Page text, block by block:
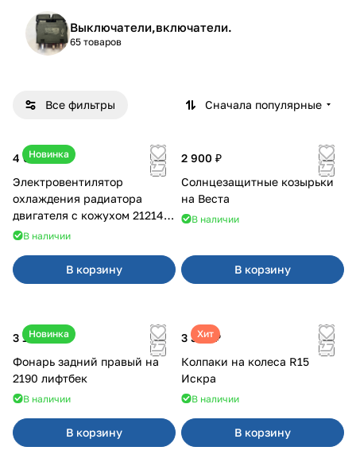
Выключатели,включатели.
65 товаров
Все фильтры Сначала популярные
Новинка
4 600 ₽
Электровентилятор
охлаждения радиатора
двигателя с кожухом 21214
2121-21213 ВАЛЕЕ 95
В наличии
В корзину
2 900 ₽
Солнцезащитные козырьки
на Веста
В наличии
В корзину
Новинка
3 100 ₽
Фонарь задний правый на
2190 лифтбек
В наличии
В корзину
Хит
3 380 ₽
Колпаки на колеса R15
Искра
В наличии
В корзину